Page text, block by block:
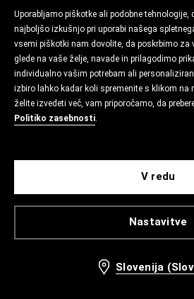
Uporabljamo piškotke ali podobne
najboljšo izkušnjo pri uporabi našega
vsemi piškotki nam dovolite, da poskrbimo za
glede na vaše želje, navade in prilagodimo
individualno vašim potrebam ali
izbiro lahko kadar koli spremenite s klikom na
želite izvedeti več, vam priporočamo, da
Politiko zasebnosti.
Nastavitve
V redu
Slovenija